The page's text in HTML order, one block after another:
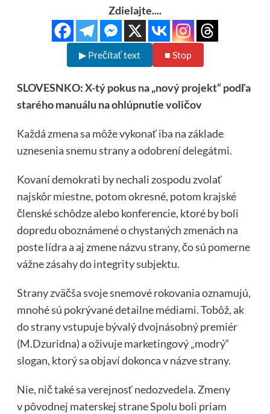
Zdielajte....
▶ Prečítať text ■ Stop
SLOVESNKO: X-tý pokus na „nový projekt“ podľa
starého manuálu na ohlúpnutie voličov
Každá zmena sa môže vykonať iba na základe
uznesenia snemu strany a odobrení delegátmi.
Kovaní demokrati by nechali zospodu zvolať
najskôr miestne, potom okresné, potom krajské
členské schôdze alebo konferencie, ktoré by boli
dopredu oboznámené o chystaných zmenách na
poste lídra a aj zmene názvu strany, čo sú pomerne
vážne zásahy do integrity subjektu.
Strany zväčša svoje snemové rokovania oznamujú,
mnohé sú pokrývané detailne médiami. Tobôž, ak
do strany vstupuje bývalý dvojnásobný premiér
(M.Dzuridna) a oživuje marketingový „modrý“
slogan, ktorý sa objaví dokonca v názve strany.
Nie, nič také sa verejnosť nedozvedela. Zmeny
v pôvodnej materskej strane Spolu boli priam